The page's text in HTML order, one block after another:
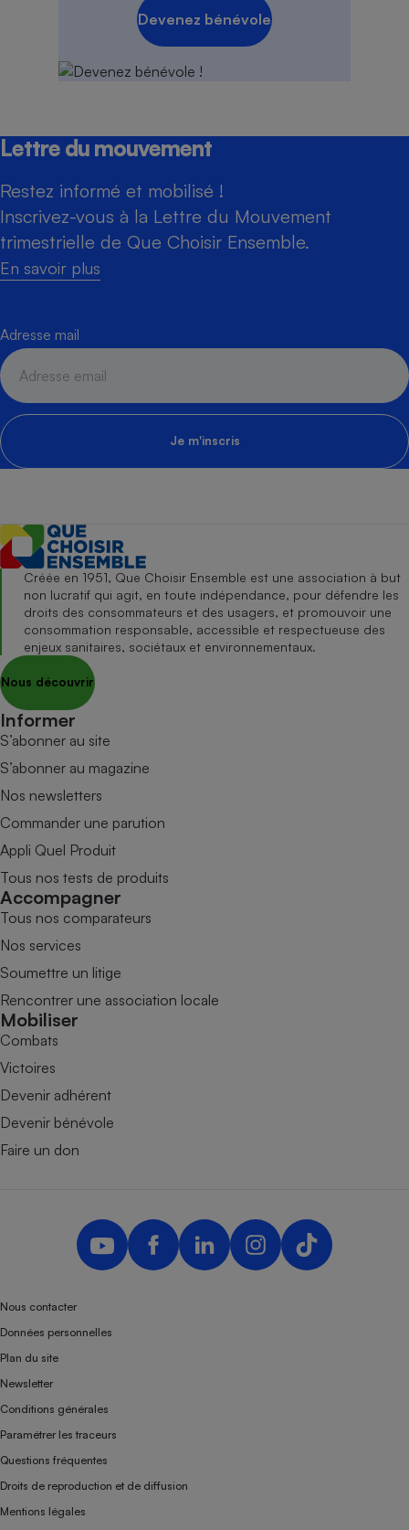
Devenez bénévole
Lettre du mouvement
Restez informé et mobilisé !
Inscrivez-vous à la Lettre du Mouvement
trimestrielle de Que Choisir Ensemble.
En savoir plus
Adresse mail
Je m'inscris
Créée en 1951, Que Choisir Ensemble est une association à but
non lucratif qui agit, en toute indépendance, pour défendre les
droits des consommateurs et des usagers, et promouvoir une
consommation responsable, accessible et respectueuse des
enjeux sanitaires, sociétaux et environnementaux.
Nous découvrir
Informer
S’abonner au site
S’abonner au magazine
Nos newsletters
Commander une parution
Appli Quel Produit
Tous nos tests de produits
Accompagner
Tous nos comparateurs
Nos services
Soumettre un litige
Rencontrer une association locale
Mobiliser
Combats
Victoires
Devenir adhérent
Devenir bénévole
Faire un don
Nous contacter
Données personnelles
Plan du site
Newsletter
Conditions générales
Paramétrer les traceurs
Questions fréquentes
Droits de reproduction et de diffusion
Mentions légales